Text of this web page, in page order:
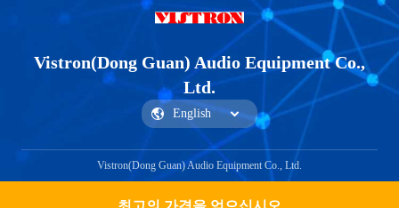
Vistron(Dong Guan) Audio Equipment Co.,
Ltd.
Vistron(Dong Guan) Audio Equipment Co., Ltd.